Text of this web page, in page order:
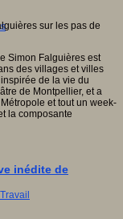
Simon Falguières est
des villages et villes
de la vie du
de Montpellier, et a
et tout un week-
la composante
inédite de